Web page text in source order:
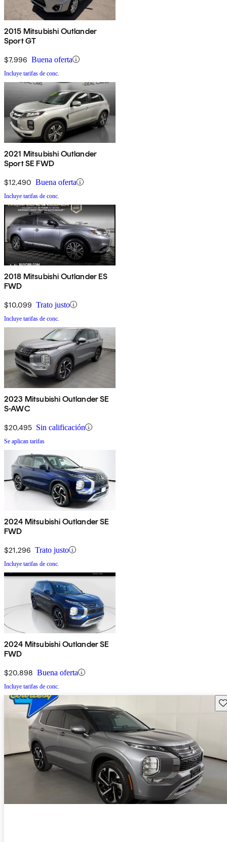
2015 Mitsubishi Outlander
Sport GT
$7,996 Buena oferta
Incluye tarifas de conc.
2021 Mitsubishi Outlander
Sport SE FWD
$12,490 Buena oferta
Incluye tarifas de conc.
2018 Mitsubishi Outlander ES
FWD
$10,099 Trato justo
Incluye tarifas de conc.
2023 Mitsubishi Outlander SE
S-AWC
$20,495 Sin calificación
Se aplican tarifas
2024 Mitsubishi Outlander SE
FWD
$21,296 Trato justo
Incluye tarifas de conc.
2024 Mitsubishi Outlander SE
FWD
$20,898 Buena oferta
Incluye tarifas de conc.